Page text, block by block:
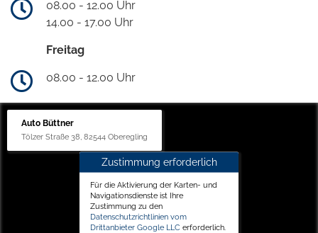
08.00 - 12.00 Uhr
14.00 - 17.00 Uhr
Freitag
08.00 - 12.00 Uhr
Auto Büttner
Tölzer Straße 38, 82544 Oberegling
Zustimmung erforderlich
Für die Aktivierung der Karten- und
Navigationsdienste ist Ihre
Zustimmung zu den
Datenschutzrichtlinien vom
Drittanbieter Google LLC erforderlich.